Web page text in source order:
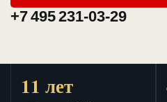
+7 495 231-03-29
11 лет